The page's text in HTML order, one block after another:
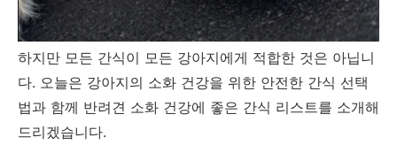
하지만 모든 간식이 모든 강아지에게 적합한 것은 아닙니
다. 오늘은 강아지의 소화 건강을 위한 안전한 간식 선택
법과 함께 반려견 소화 건강에 좋은 간식 리스트를 소개해
드리겠습니다.